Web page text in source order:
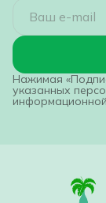
Нажимая
указанных